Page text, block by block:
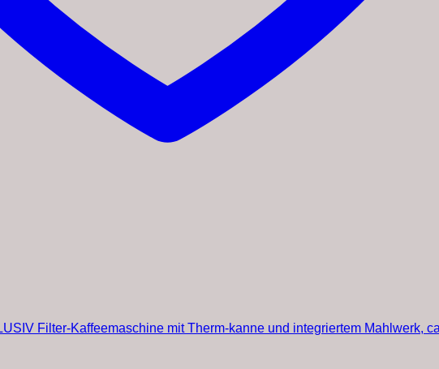
Filter-Kaffeemaschine mit Therm-kanne und integriertem Mahlwerk,